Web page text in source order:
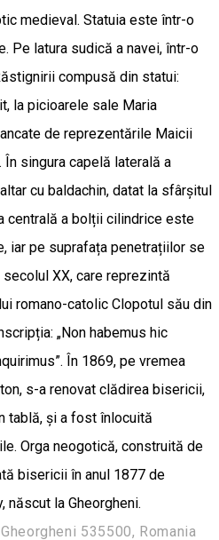
medieval. Statuia este într-o
Pe latura sudică a navei, într-o
compusă din statui:
la picioarele sale Maria
de reprezentările Maicii
În singura capelă laterală a
cu baldachin, datat la sfârșitul
centrală a bolții cilindrice este
iar pe suprafața penetrațiilor se
XX, care reprezintă
romano-catolic Clopotul său din
„Non habemus hic
În 1869, pe vremea
s-a renovat clădirea bisericii,
tablă, și a fost înlocuită
Orga neogotică, construită de
bisericii în anul 1877 de
la Gheorgheni.
535500, Romania